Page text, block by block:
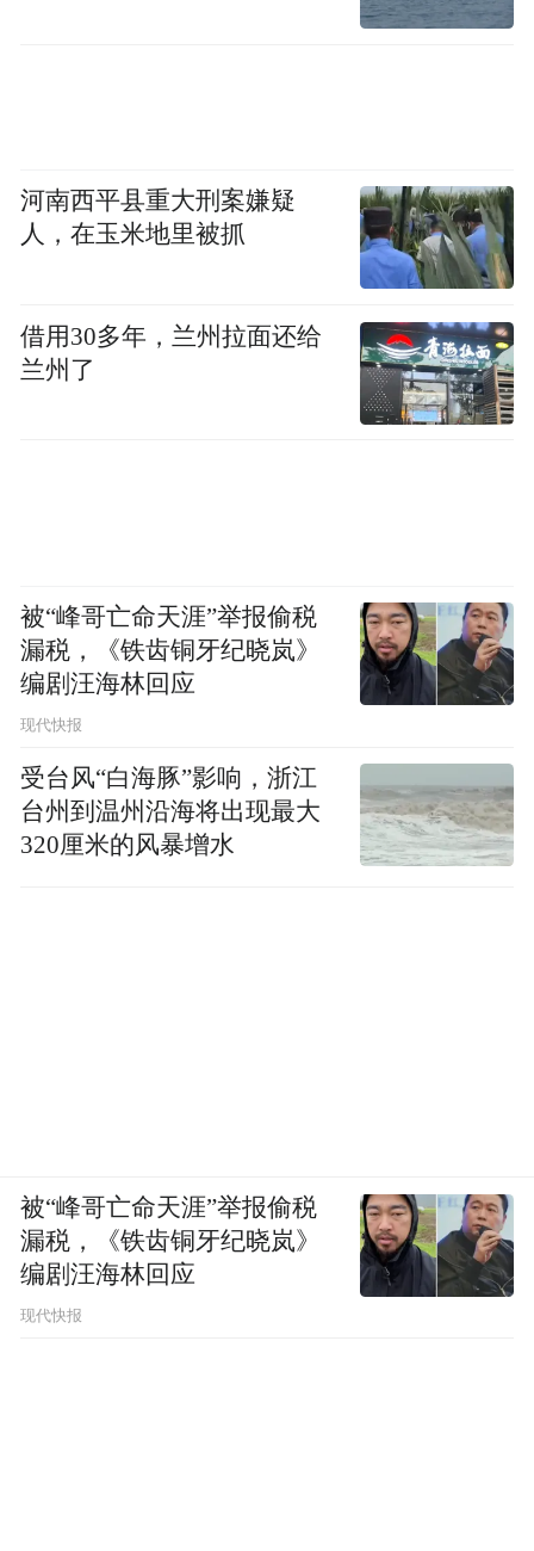
河南西平县重大刑案嫌疑
人，在玉米地里被抓
借用30多年，兰州拉面还给
兰州了
被“峰哥亡命天涯”举报偷税
漏税，《铁齿铜牙纪晓岚》
编剧汪海林回应
现代快报
受台风“白海豚”影响，浙江
台州到温州沿海将出现最大
320厘米的风暴增水
被“峰哥亡命天涯”举报偷税
漏税，《铁齿铜牙纪晓岚》
编剧汪海林回应
现代快报